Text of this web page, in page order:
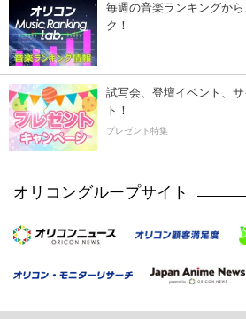
毎週の音楽ランキングか
ク！
試写会、登壇イベント、
ト！
プレゼント特集
オリコングループサイト